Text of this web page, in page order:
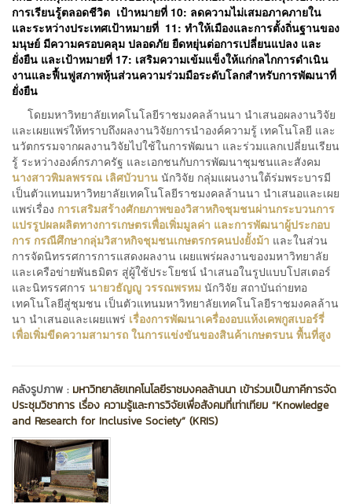
การเรียนรู้ตลอดชีวิต เป้าหมายที่ 10: ลดความไม่เสมอภาคภายใน
และระหว่างประเทศเป้าหมายที่ 11: ทำให้เมืองและการตั้งถิ่นฐานของ
มนุษย์ มีความครอบคลุม ปลอดภัย ยืดหยุ่นต่อการเปลี่ยนแปลง และ
ยั่งยืน และเป้าหมายที่ 17: เสริมความเข้มแข็งให้แก่กลไกการดำเนิน
งานและฟื้นฟูสภาพหุ้นส่วนความร่วมมือระดับโลกสำหรับการพัฒนาที่
ยั่งยืน
โดยมหาวิทยาลัยเทคโนโลยีราชมงคลล้านนา นำเสนอผลงานวิจัย
และเผยแพร่ให้ทราบถึงผลงานวิจัยการนำองค์ความรู้ เทคโนโลยี และ
นวัตกรรมจากผลงานวิจัยไปใช้ในการพัฒนา และร่วมแลกเปลี่ยนเรียน
รู้ ระหว่างองค์กรภาครัฐ และเอกชนกับการพัฒนาชุมชนและสังคม
นางสาวพิมลพรรณ เลิศบัวบาน นักวิจัย กลุ่มแผนงานใต้ร่มพระบารมี
เป็นตัวแทนมหาวิทยาลัยเทคโนโลยีราชมงคลล้านนา นำเสนอและเผย
แพร่เรื่อง การเสริมสร้างศักยภาพของวิสาหกิจชุมชนผ่านกระบวนการ
แปรรูปผลผลิตทางการเกษตรเพื่อเพิ่มมูลค่า และการพัฒนาผู้ประกอบ
การ กรณีศึกษากลุ่มวิสาหกิจชุมชนเกษตรกรคนปงยั้งม้า และในส่วน
การจัดนิทรรศการการแสดงผลงาน เผยแพร่ผลงานของมหาวิทยาลัย
และเครือข่ายพันธมิตร สู่ผู้ใช้ประโยชน์ นำเสนอในรูปแบบโปสเตอร์
และนิทรรศการ นายวธัญญู วรรณพรหม นักวิจัย สถาบันถ่ายทอ
เทคโนโลยีสู่ชุมชน เป็นตัวแทนมหาวิทยาลัยเทคโนโลยีราชมงคลล้าน
นา นำเสนอและเผยแพร่ เรื่องการพัฒนาเครื่องอบแห้งเคพกูสเบอร์รี่
เพื่อเพิ่มขีดความสามารถ ในการแข่งขันของสินค้าเกษตรบน พื้นที่สูง
คลังรูปภาพ : มหาวิทยาลัยเทคโนโลยีราชมงคลล้านนา เข้าร่วมเป็นภาคีการจัด
ประชุมวิชาการ เรื่อง ความรู้และการวิจัยเพื่อสังคมที่เท่าเทียม “Knowledge
and Research for Inclusive Society” (KRIS)